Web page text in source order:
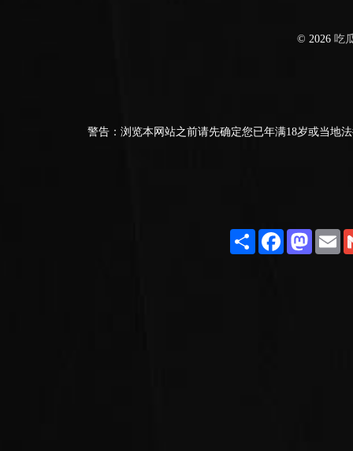
© 2026 吃
警告：浏览本网站之前请先确定您已年满18岁或当地
ShareFacebook